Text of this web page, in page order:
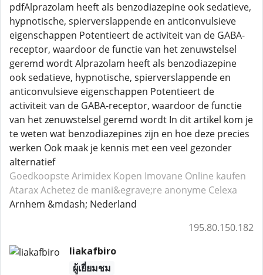
pdfAlprazolam heeft als benzodiazepine ook sedatieve,
hypnotische, spierverslappende en anticonvulsieve
eigenschappen Potentieert de activiteit van de GABA-
receptor, waardoor de functie van het zenuwstelsel
geremd wordt Alprazolam heeft als benzodiazepine
ook sedatieve, hypnotische, spierverslappende en
anticonvulsieve eigenschappen Potentieert de
activiteit van de GABA-receptor, waardoor de functie
van het zenuwstelsel geremd wordt In dit artikel kom je
te weten wat benzodiazepines zijn en hoe deze precies
werken Ook maak je kennis met een veel gezonder
alternatief
Goedkoopste Arimidex Kopen Imovane Online kaufen
AtaraxAchetez de mani&egrave;re anonyme Celexa
Arnhem &mdash; Nederland
195.80.150.182
liakafbiro
ผู้เยี่ยมชม